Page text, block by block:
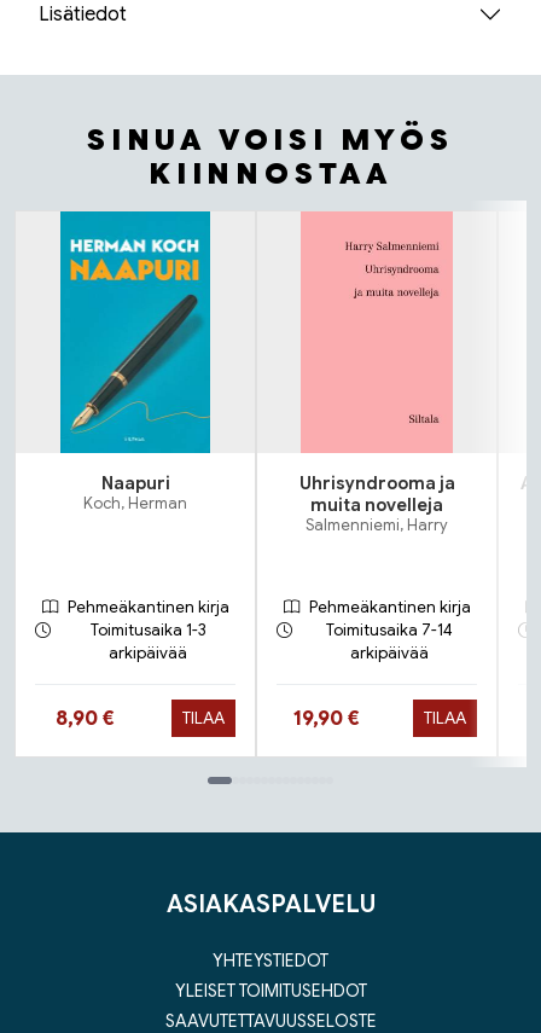
Lisätiedot
SINUA VOISI MYÖS
KIINNOSTAA
Tuoteluettelon alku
Naapuri
Koch, Herman
Pehmeäkantinen kirja
Toimitusaika 1-3
arkipäivää
Hinta nyt
8,90 € TILAA
Uhrisyndrooma ja
muita novelleja
Salmenniemi, Harry
Pehmeäkantinen kirja
Toimitusaika 7-14
arkipäivää
Hinta nyt
19,90 € TILAA
ASIAKASPALVELU
YHTEYSTIEDOT
YLEISET TOIMITUSEHDOT
SAAVUTETTAVUUSSELOSTE